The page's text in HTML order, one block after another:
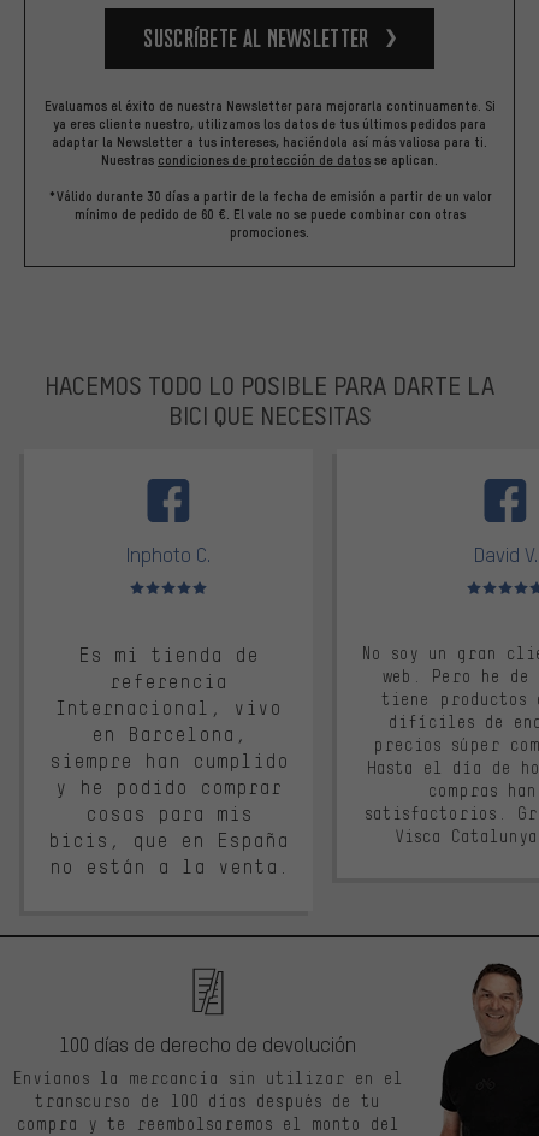
Suscríbete al newsletter
Evaluamos el éxito de nuestra Newsletter para mejorarla continuamente. Si
ya eres cliente nuestro, utilizamos los datos de tus últimos pedidos para
adaptar la Newsletter a tus intereses, haciéndola así más valiosa para ti.
Nuestras condiciones de protección de datos se aplican.
*Válido durante 30 días a partir de la fecha de emisión a partir de un valor
mínimo de pedido de 60 €. El vale no se puede combinar con otras
promociones.
HACEMOS TODO LO POSIBLE PARA DARTE LA
BICI QUE NECESITAS
Inphoto C.
Valoración media: 5 de 5
Es mi tienda de
referencia
Internacional, vivo
en Barcelona,
siempre han cumplido
y he podido comprar
cosas para mis
bicis, que en España
no están a la venta.
David V.
Valoración
No soy un gran
web. Pero he
tiene productos
difíciles de
precios súper
Hasta el día de
compras
satisfactorios.
Visca
100 días de derecho de devolución
Envíanos la mercancía sin utilizar en el
transcurso de 100 días después de tu
compra y te reembolsaremos el monto del